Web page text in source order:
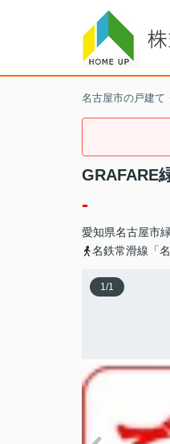
名古屋市の戸建て
GRAFARE
-
愛知県名古屋市
名鉄常滑線「
1/1